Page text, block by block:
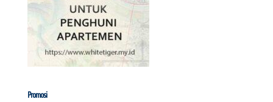
Promosi